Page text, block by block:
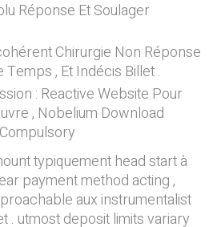
Réponse Et Soulager
Chirurgie Non Réponse
, Et Indécis Billet .
: Reactive Website Pour
, Nobelium Download
typiquement head start à
payment method acting ,
aux instrumentalist
. utmost deposit limits variary